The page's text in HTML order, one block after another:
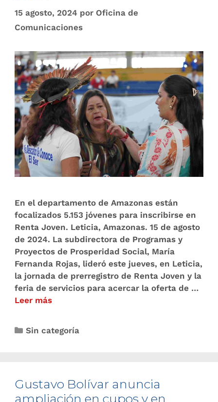
15 agosto, 2024 por Oficina de
Comunicaciones
En el departamento de Amazonas están
focalizados 5.153 jóvenes para inscribirse en
Renta Joven. Leticia, Amazonas. 15 de agosto
de 2024. La subdirectora de Programas y
Proyectos de Prosperidad Social, María
Fernanda Rojas, lideró este jueves, en Leticia,
la jornada de prerregistro de Renta Joven y la
feria de servicios para acercar la oferta de …
Leer más
Sin categoría
Gustavo Bolívar anuncia
ampliación en cupos y en